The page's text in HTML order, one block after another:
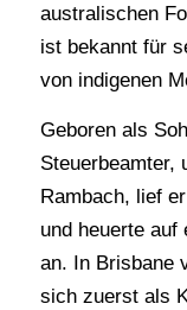
australischen
ist bekannt für
von indigenen
Geboren als
Steuerbeamter,
Rambach, lief
und heuerte auf
an. In Brisbane
sich zuerst als